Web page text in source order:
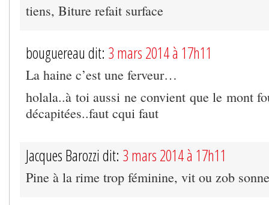
tiens, Biture refait surface
bouguereau dit: 3 mars 2014 à 17h11
La haine c’est une ferveur…
holala..à toi aussi ne convient que le mont
décapitées..faut cqui faut
Jacques Barozzi dit: 3 mars 2014 à 17h11
Pine à la rime trop féminine, vit ou zob